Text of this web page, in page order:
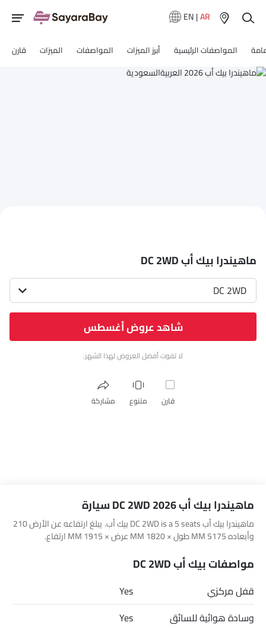
EN|AR
المواصفات الرئيسية أبرز الميزات المواصفات الميزات قارن
ماهيندرا بيك أب DC 2WD
DC 2WD
شاهد عروض أغسطس
لا تفوت أفضل العروض لهذا الشهر.
قارن متنوع مشاركة
ماهيندرا بيك أب DC 2WD 2026 سيارة
ماهيندرا بيك أب DC 2WD is a 5 seats بيك أب. يبلغ ارتفاعه عن الأرض 210
وأبعاده 5175 MM طول × 1820 MM عرض × 1915 MM ارتفاع.
مواصفات بيك أب DC 2WD
قفل مركزي
Yes
وسادة هوائية للسائق
Yes